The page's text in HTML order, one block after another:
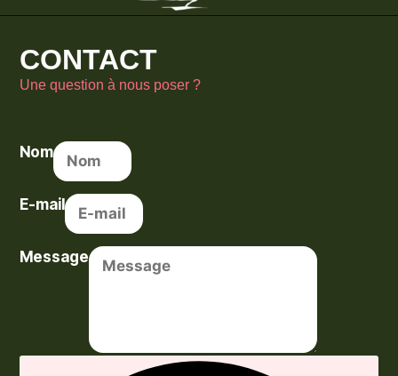
CONTACT
Une question à nous poser ?
Nom
E-mail
Message